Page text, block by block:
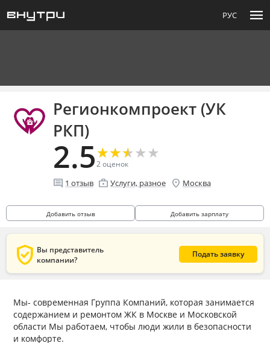
РУС menu
Регионкомпроект (УК
РКП)
2.5★
★★
★★
★★
★★
★
2оценок
comment 1 отзыв enterprise Услуги, разное location_on Москва
Добавить отзыв Добавить зарплату
verified_user Вы представитель
компании?
Подать заявку
Мы- современная Группа Компаний, которая занимается
содержанием и ремонтом ЖК в Москве и Московской
области Мы работаем, чтобы люди жили в безопасности
и комфорте.